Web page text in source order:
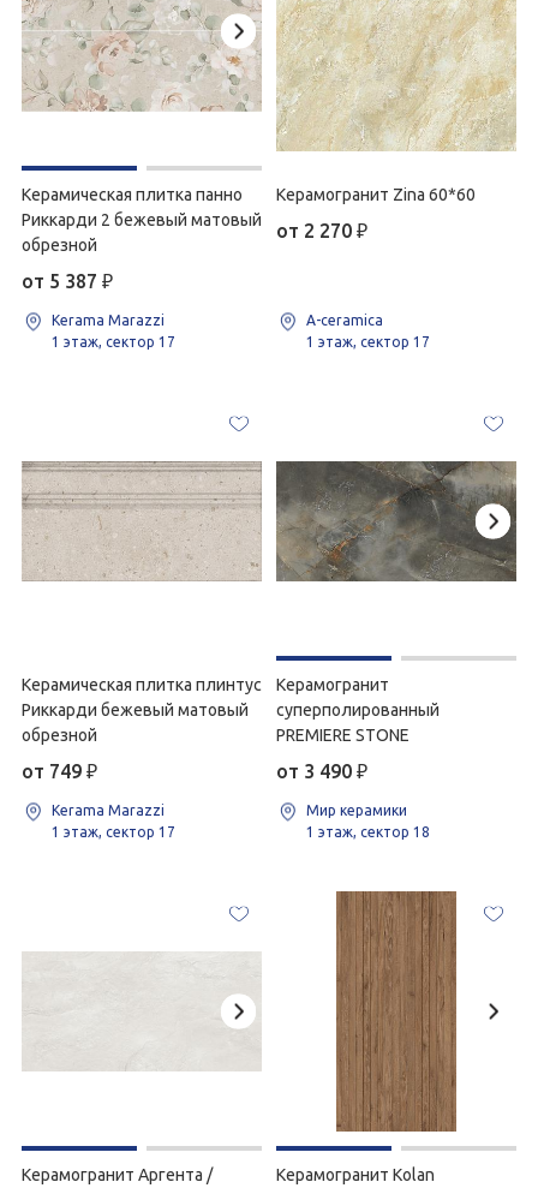
Керамическая плитка панно
Риккарди 2 бежевый матовый
обрезной
от 5 387 ₽
Kerama Marazzi
1 этаж, сектор 17
Керамогранит Zina 60*60
от 2 270 ₽
A-ceramica
1 этаж, сектор 17
Керамическая плитка плинтус
Риккарди бежевый матовый
обрезной
от 749 ₽
Kerama Marazzi
1 этаж, сектор 17
Керамогранит
суперполированный
PREMIERE STONE
от 3 490 ₽
Мир керамики
1 этаж, сектор 18
Керамогранит Аргента /
Керамогранит Kolan